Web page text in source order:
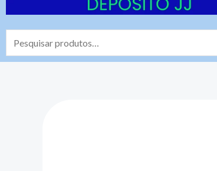
Pesquisar
por: